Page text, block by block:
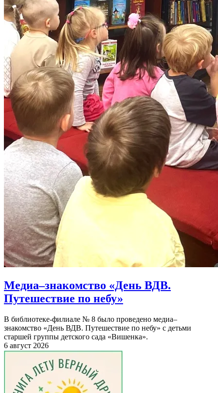
Медиа–знакомство «День ВДВ.
Путешествие по небу»
В библиотеке-филиале № 8 было проведено медиа–
знакомство «День ВДВ. Путешествие по небу» с детьми
старшей группы детского сада «Вишенка».
6 август 2026